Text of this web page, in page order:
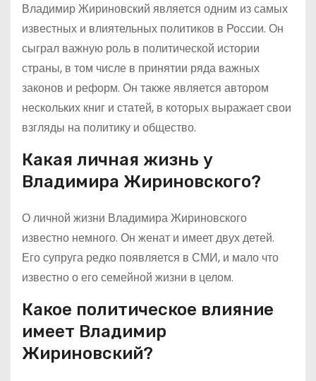
Владимир Жириновский является одним из самых
известных и влиятельных политиков в России. Он
сыграл важную роль в политической истории
страны, в том числе в принятии ряда важных
законов и реформ. Он также является автором
нескольких книг и статей, в которых выражает свои
взгляды на политику и общество.
Какая личная жизнь у
Владимира Жириновского?
О личной жизни Владимира Жириновского
известно немного. Он женат и имеет двух детей.
Его супруга редко появляется в СМИ, и мало что
известно о его семейной жизни в целом.
Какое политическое влияние
имеет Владимир
Жириновский?